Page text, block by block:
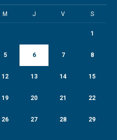
M J V S
1
5 6 7 8
12 13 14 15
19 20 21 22
26 27 28 29